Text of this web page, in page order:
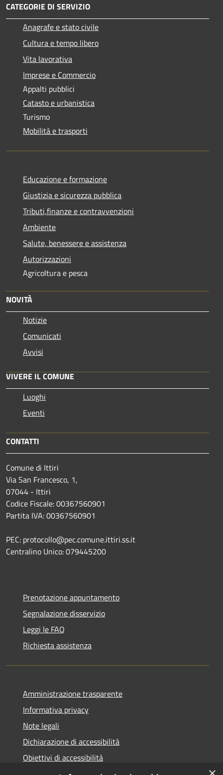
CATEGORIE DI SERVIZIO
Anagrafe e stato civile
Cultura e tempo libero
Vita lavorativa
Imprese e Commercio
Appalti pubblici
Catasto e urbanistica
Turismo
Mobilità e trasporti
Educazione e formazione
Giustizia e sicurezza pubblica
Tributi,finanze e contravvenzioni
Ambiente
Salute, benessere e assistenza
Autorizzazioni
Agricoltura e pesca
NOVITÀ
Notizie
Comunicati
Avvisi
VIVERE IL COMUNE
Luoghi
Eventi
CONTATTI
Comune di Ittiri
Via San Francesco, 1,
07044 - Ittiri
Codice Fiscale: 00367560901
Partita IVA: 00367560901
PEC: protocollo@pec.comune.ittiri.ss.it
Centralino Unico: 079445200
Prenotazione appuntamento
Segnalazione disservizio
Leggi le FAQ
Richiesta assistenza
Amministrazione trasparente
Informativa privacy
Note legali
Dichiarazione di accessibilità
Obiettivi di accessibilità